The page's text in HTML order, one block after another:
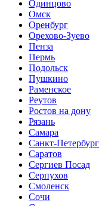
Одинцово
Омск
Оренбург
Орехово-Зуево
Пенза
Пермь
Подольск
Пушкино
Раменское
Реутов
Ростов на дону
Рязань
Самара
Санкт-Петербург
Саратов
Сергиев Посад
Серпухов
Смоленск
Сочи